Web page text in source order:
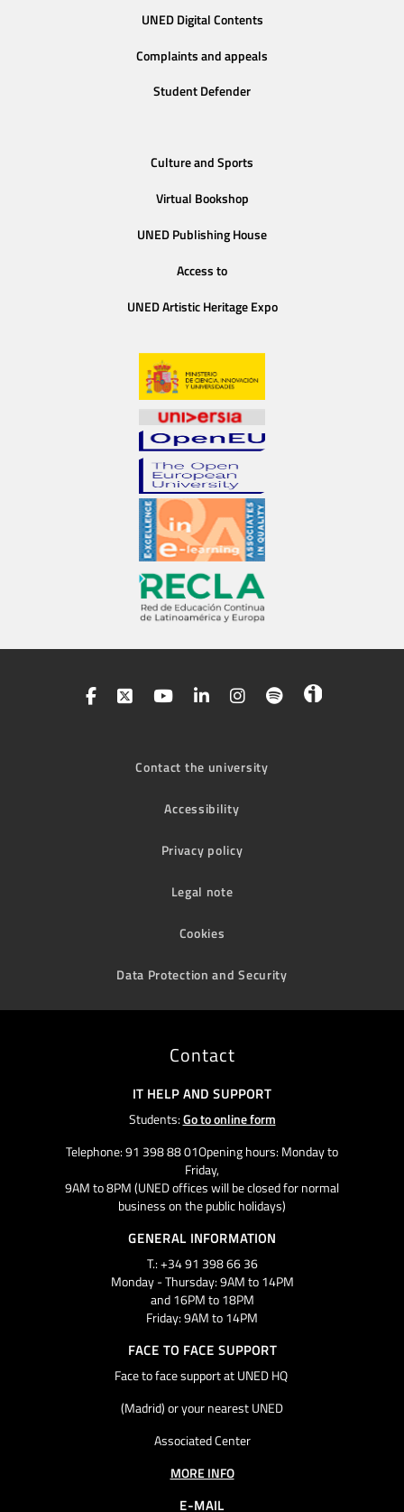
UNED Digital Contents
Complaints and appeals
Student Defender
Culture and Sports
Virtual Bookshop
UNED Publishing House
Access to
UNED Artistic Heritage Expo
Contact the university
Accessibility
Privacy policy
Legal note
Cookies
Data Protection and Security
Contact
IT HELP AND SUPPORT
Students:Go to online form
Telephone: 91 398 88 01Opening hours: Monday to
Friday,
9AM to 8PM (UNED offices will be closed for normal
business on the public holidays)
GENERAL INFORMATION
T.: +34 91 398 66 36
Monday - Thursday: 9AM to 14PM
and 16PM to 18PM
Friday: 9AM to 14PM
FACE TO FACE SUPPORT
Face to face support at UNED HQ
(Madrid) or your nearest UNED
Associated Center
MORE INFO
E-MAIL